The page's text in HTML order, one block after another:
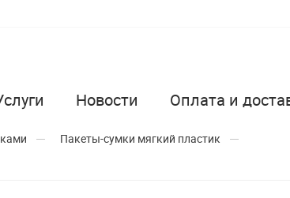
Новости Оплата и
Пакеты-сумки мягкий пластик